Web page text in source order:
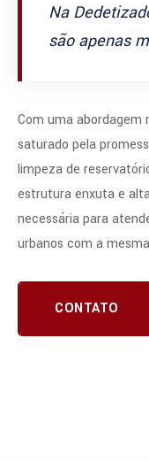
Na
são apenas
Com uma
saturado pela
limpeza de
estrutura enxuta e
necessária para
urbanos com a
CONTATO